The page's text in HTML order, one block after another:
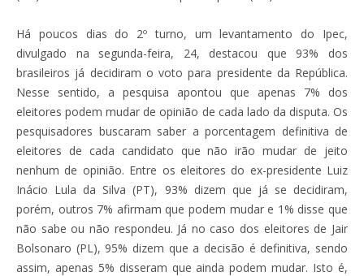
Há poucos dias do 2º turno, um levantamento do Ipec,
divulgado na segunda-feira, 24, destacou que 93% dos
brasileiros já decidiram o voto para presidente da República.
Nesse sentido, a pesquisa apontou que apenas 7% dos
eleitores podem mudar de opinião de cada lado da disputa. Os
pesquisadores buscaram saber a porcentagem definitiva de
eleitores de cada candidato que não irão mudar de jeito
nenhum de opinião. Entre os eleitores do ex-presidente Luiz
Inácio Lula da Silva (PT), 93% dizem que já se decidiram,
porém, outros 7% afirmam que podem mudar e 1% disse que
não sabe ou não respondeu. Já no caso dos eleitores de Jair
Bolsonaro (PL), 95% dizem que a decisão é definitiva, sendo
assim, apenas 5% disseram que ainda podem mudar. Isto é,